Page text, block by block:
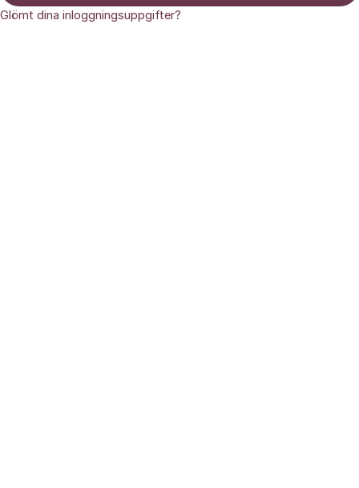
Glömt dina inloggningsuppgifter?